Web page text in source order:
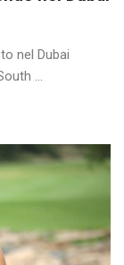
nel Dubai
...